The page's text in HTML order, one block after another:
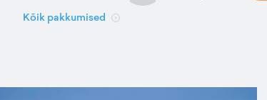
Kõik pakkumised